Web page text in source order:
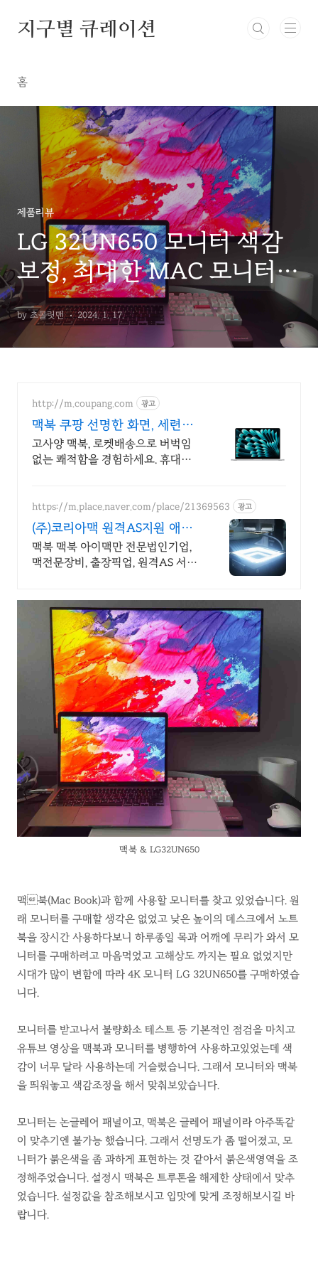
지구별 큐레이션
홈
제품리뷰
LG 32UN650 모니터 색감
보정, 최대한 MAC 모니터와
비슷하게 맞추기!
by 초콜릿맨 2024. 1. 17.
http://m.coupang.com 광고
맥북 쿠팡 선명한 화면, 세련된
디자인
고사양 맥북, 로켓배송으로 버벅임
없는 쾌적함을 경험하세요. 휴대성
https://m.place.naver.com/place/21369563 광고
(주)코리아맥 원격AS지원 애플
정식자격보유 신속출장점검
맥북 맥북 아이맥만 전문법인기업,
맥전문장비, 출장픽업, 원격AS 서울,
맥북 & LG32UN650
맥북(Mac Book)과 함께 사용할 모니터를 찾고 있었습니다. 원
래 모니터를 구매할 생각은 없었고 낮은 높이의 데스크에서 노트
북을 장시간 사용하다보니 하루종일 목과 어깨에 무리가 와서 모
니터를 구매하려고 마음먹었고 고해상도 까지는 필요 없었지만
시대가 많이 변함에 따라 4K 모니터 LG 32UN650를 구매하였습
니다.
모니터를 받고나서 불량화소 테스트 등 기본적인 점검을 마치고
유튜브 영상을 맥북과 모니터를 병행하여 사용하고있었는데 색
감이 너무 달라 사용하는데 거슬렸습니다. 그래서 모니터와 맥북
을 띄워놓고 색감조정을 해서 맞춰보았습니다.
모니터는 논글레어 패널이고, 맥북은 글레어 패널이라 아주똑같
이 맞추기엔 불가능 했습니다. 그래서 선명도가 좀 떨어졌고, 모
니터가 붉은색을 좀 과하게 표현하는 것 같아서 붉은색영역을 조
정해주었습니다. 설정시 맥북은 트루톤을 해제한 상태에서 맞추
었습니다. 설정값을 참조해보시고 입맛에 맞게 조정해보시길 바
랍니다.